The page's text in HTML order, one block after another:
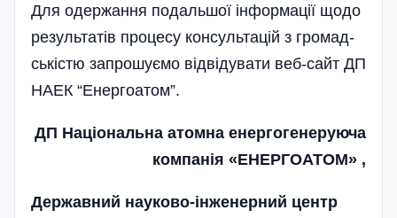
Для одержання подальшої інформації щодо
результатів процесу консультацій з громад­
ськістю запрошуємо відвідувати веб-сайт ДП
НАЕК “Енергоатом”.
ДП Національна атомна енергогенеруюча
компанія «ЕНЕРГОАТОМ» ,
Державний науково-інженерний центр